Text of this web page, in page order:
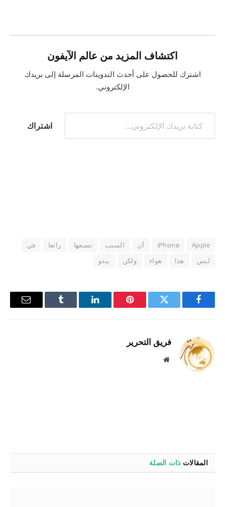
اكتشاف المزيد من عالم الآيفون
اشترك للحصول على أحدث التدوينات المرسلة إلى بريدك
الإلكتروني.
كتابة بريدك الإلكتروني...
اشتراك
Apple
iPhone أن السبب تصنعها رائعا
في
ليس
هذا هواء ولكن يبدو
فيسبوك تويتر بينتيريستلينكدإن Tumblr
البريد
فريق التحرير
موقع
المقالات ذات الصلة